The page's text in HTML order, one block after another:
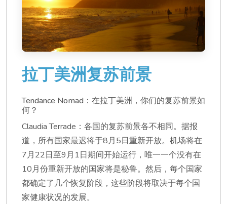
拉丁美洲复苏前景
Tendance Nomad：在拉丁美洲，你们的复苏前景如
何？
Claudia Terrade：各国的复苏前景各不相同。据报
道，所有国家最迟将于8月5日重新开放。机场将在
7月22日至9月1日期间开始运行，唯一一个没有在
10月份重新开放的国家将是秘鲁。然后，每个国家
都确定了几个恢复阶段，这些阶段将取决于每个国
家健康状况的发展。